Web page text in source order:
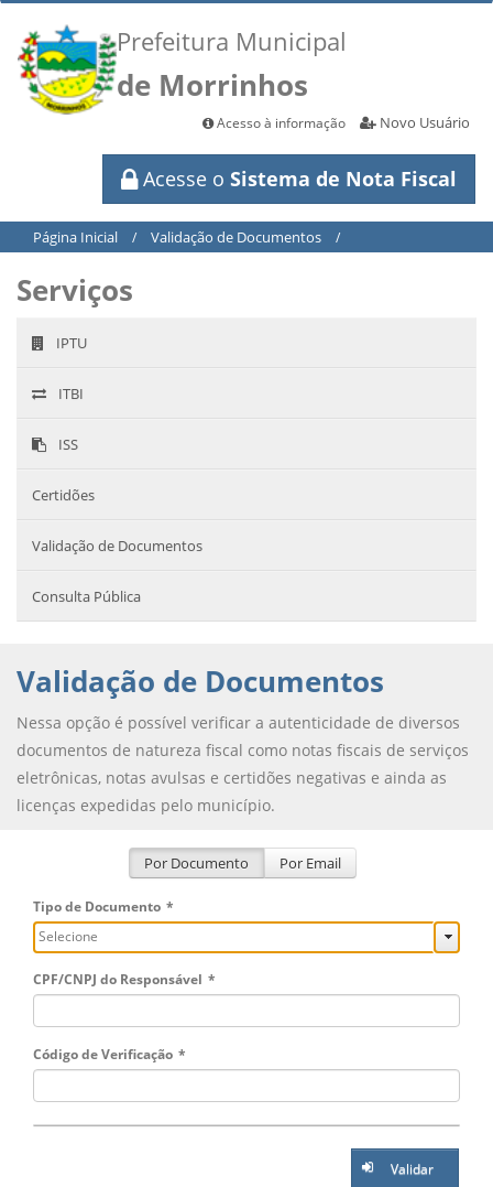
Prefeitura Municipal
de Morrinhos
Acesso à informação Novo Usuário
Acesse o Sistema de Nota Fiscal
Página Inicial / Validação de Documentos /
Serviços
IPTU
ITBI
ISS
Certidões
Validação de Documentos
Consulta Pública
Validação de Documentos
Nessa opção é possível verificar a autenticidade de diversos
documentos de natureza fiscal como notas fiscais de serviços
eletrônicas, notas avulsas e certidões negativas e ainda as
licenças expedidas pelo município.
Por Documento Por Email
Tipo de Documento *
Selecione
CPF/CNPJ do Responsável *
Código de Verificação *
Validar